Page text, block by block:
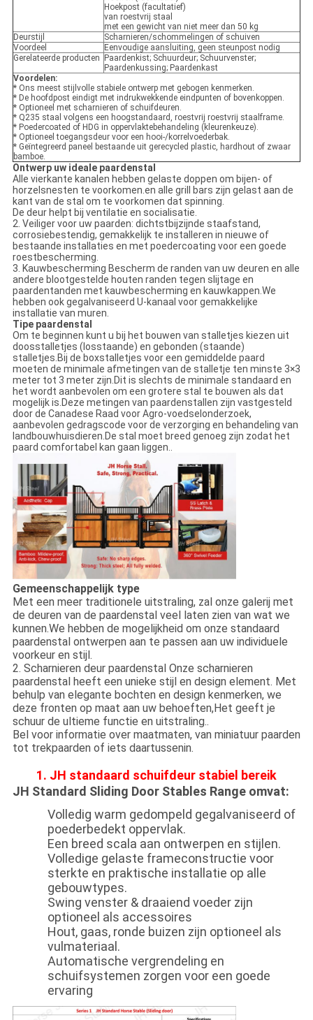
Hoekpost (facultatief)
van roestvrij staal
met een gewicht van niet meer dan 50 kg
Deurstijl
Scharnieren/schommelingen of schuiven
Voordeel
Eenvoudige aansluiting, geen steunpost nodig
Gerelateerde producten
Paardenkist; Schuurdeur; Schuurvenster;
Paardenkussing; Paardenkast
Voordelen:
* Ons meest stijlvolle stabiele ontwerp met gebogen kenmerken.
* De hoofdpost eindigt met indrukwekkende eindpunten of bovenkoppen.
* Optioneel met scharnieren of schuifdeuren.
* Q235 staal volgens een hoogstandaard, roestvrij roestvrij staalframe.
* Poedercoated of HDG in oppervlaktebehandeling (kleurenkeuze).
* Optioneel toegangsdeur voor een hooi-/korrelvoederbak.
* Geïntegreerd paneel bestaande uit gerecycled plastic, hardhout of zwaar
bamboe.
Ontwerp uw ideale paardenstal
Alle vierkante kanalen hebben gelaste doppen om bijen- of
horzelsnesten te voorkomen.en alle grill bars zijn gelast aan de
kant van de stal om te voorkomen dat spinning.
De deur helpt bij ventilatie en socialisatie.
2. Veiliger voor uw paarden: dichtstbijzijnde staafstand,
corrosiebestendig, gemakkelijk te installeren in nieuwe of
bestaande installaties en met poedercoating voor een goede
roestbescherming.
3. Kauwbescherming Bescherm de randen van uw deuren en alle
andere blootgestelde houten randen tegen slijtage en
paardentanden met kauwbescherming en kauwkappen.We
hebben ook gegalvaniseerd U-kanaal voor gemakkelijke
installatie van muren.
Tipe paardenstal
Om te beginnen kunt u bij het bouwen van stalletjes kiezen uit
doosstalletjes (losstaande) en gebonden (staande)
stalletjes.Bij de boxstalletjes voor een gemiddelde paard
moeten de minimale afmetingen van de stalletje ten minste 3×3
meter tot 3 meter zijn.Dit is slechts de minimale standaard en
het wordt aanbevolen om een grotere stal te bouwen als dat
mogelijk is.Deze metingen van paardenstallen zijn vastgesteld
door de Canadese Raad voor Agro-voedselonderzoek,
aanbevolen gedragscode voor de verzorging en behandeling van
landbouwhuisdieren.De stal moet breed genoeg zijn zodat het
paard comfortabel kan gaan liggen..
Gemeenschappelijk type
Met een meer traditionele uitstraling, zal onze galerij met
de deuren van de paardenstal veel laten zien van wat we
kunnen.We hebben de mogelijkheid om onze standaard
paardenstal ontwerpen aan te passen aan uw individuele
voorkeur en stijl.
2. Scharnieren deur paardenstal Onze scharnieren
paardenstal heeft een unieke stijl en design element. Met
behulp van elegante bochten en design kenmerken, we
deze fronten op maat aan uw behoeften,Het geeft je
schuur de ultieme functie en uitstraling..
Bel voor informatie over maatmaten, van miniatuur paarden
tot trekpaarden of iets daartussenin.
1. JH standaard schuifdeur stabiel bereik
JH Standard Sliding Door Stables Range omvat:
Volledig warm gedompeld gegalvaniseerd of
poederbedekt oppervlak.
Een breed scala aan ontwerpen en stijlen.
Volledige gelaste frameconstructie voor
sterkte en praktische installatie op alle
gebouwtypes.
Swing venster & draaiend voeder zijn
optioneel als accessoires
Hout, gaas, ronde buizen zijn optioneel als
vulmateriaal.
Automatische vergrendeling en
schuifsystemen zorgen voor een goede
ervaring